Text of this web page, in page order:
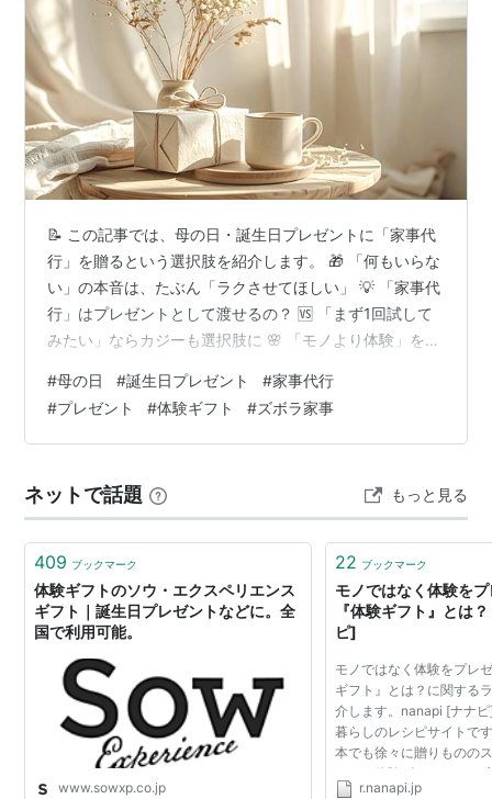
📝 この記事では、母の日・誕生日プレゼントに「家事代
行」を贈るという選択肢を紹介します。 🎁 「何もいらな
い」の本音は、たぶん「ラクさせてほしい」 💡 「家事代
行」はプレゼントとして渡せるの？ 🆚 「まず1回試して
みたい」ならカジーも選択肢に 🌸 「モノより体験」を贈
す 「お母さんへのプレゼント、今年は何にしよう…」 毎
年悩んで、結局お花か食べ物か、似たようなものを選ん
でいませんか？私もそうでした。「喜んでくれてるのか
い？」って聞いても「何もいらない」って言うんですよ
ね…毎年その返答に…
#母の日 #誕生日プレゼント #家事代行
#プレゼント #体験ギフト #ズボラ家事
ネットで話題 もっと見る
409 ブックマーク
体験ギフトのソウ・エクスペリエンス
ギフト｜誕生日プレゼントなどに。全
国で利用可能。
www.sowxp.co.jp
22 ブックマーク
モノではなく体験を
『体験ギフト』とは
ピ]
モノではなく体験をプレ
ギフト』とは？に関する
介します。nanapi [ナナ
暮らしのレシピサイトで
本でも徐々に贈りものの
てきた体験ギフト。 そ
きになる方でもわかるよ
r.nanapi.jp